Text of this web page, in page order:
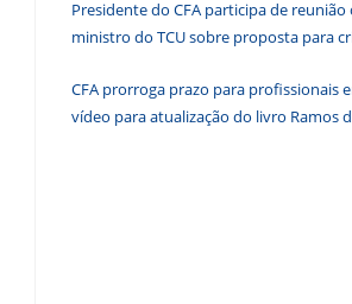
Presidente do CFA participa de reunião
ministro do TCU sobre proposta para
CFA prorroga prazo para profissionais
vídeo para atualização do livro Ramos